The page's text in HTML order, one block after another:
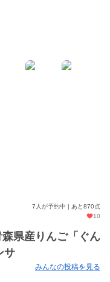
7人が予約中 | あと870点
10
森県産りんご「ぐん
サ
みんなの投稿を見る